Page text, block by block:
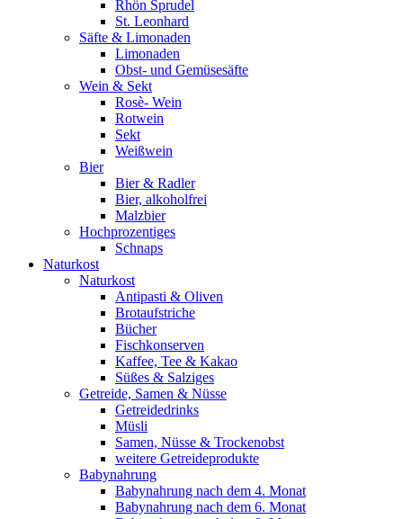
Rhön Sprudel
St. Leonhard
Säfte & Limonaden
Limonaden
Obst- und Gemüsesäfte
Wein & Sekt
Rosè- Wein
Rotwein
Sekt
Weißwein
Bier
Bier & Radler
Bier, alkoholfrei
Malzbier
Hochprozentiges
Schnaps
Naturkost
Naturkost
Antipasti & Oliven
Brotaufstriche
Bücher
Fischkonserven
Kaffee, Tee & Kakao
Süßes & Salziges
Getreide, Samen & Nüsse
Getreidedrinks
Müsli
Samen, Nüsse & Trockenobst
weitere Getreideprodukte
Babynahrung
Babynahrung nach dem 4. Monat
Babynahrung nach dem 6. Monat